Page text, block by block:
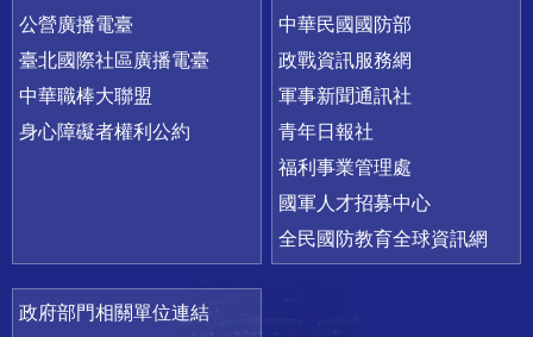
公營廣播電臺
臺北國際社區廣播電臺
中華職棒大聯盟
身心障礙者權利公約
中華民國國防部
政戰資訊服務網
軍事新聞通訊社
青年日報社
福利事業管理處
國軍人才招募中心
全民國防教育全球資訊網
政府部門相關單位連結